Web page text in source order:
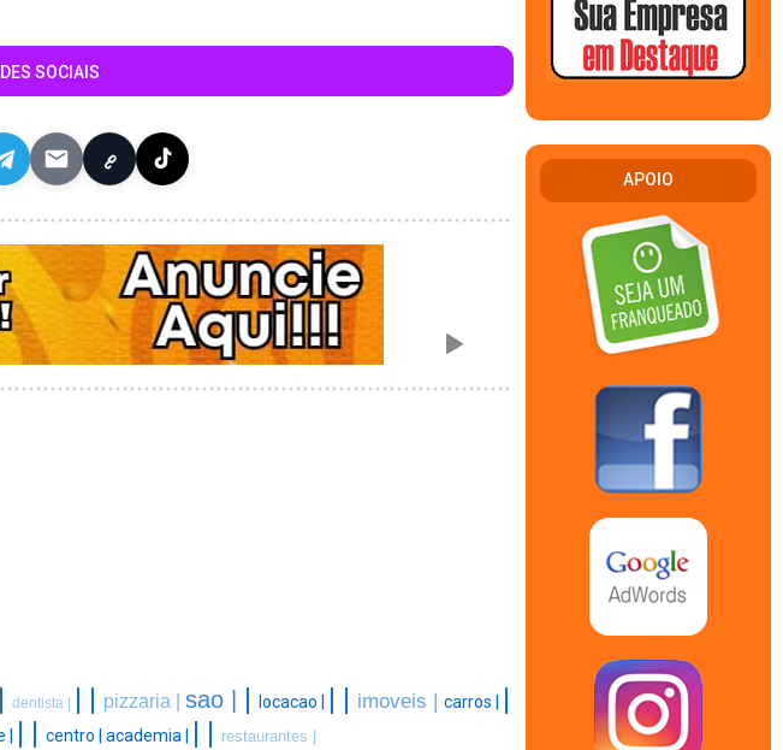
SOCIAIS
dentista | pizzaria | sao | locacao | imoveis | carros |
| centro | academia | restaurantes |
APOIO